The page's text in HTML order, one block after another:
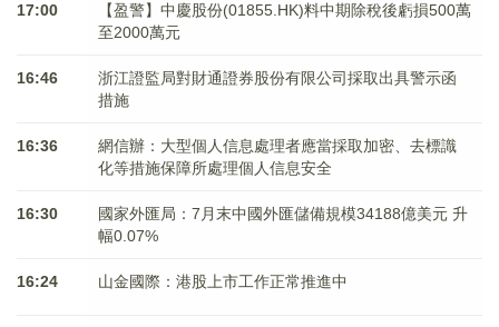
17:00
【盈警】中慶股份(01855.HK)料中期除稅後虧損500萬
至2000萬元
16:46
浙江證監局對財通證券股份有限公司採取出具警示函
措施
16:36
網信辦：大型個人信息處理者應當採取加密、去標識
化等措施保障所處理個人信息安全
16:30
國家外匯局：7月末中國外匯儲備規模34188億美元 升
幅0.07%
16:24 山金國際：港股上市工作正常推進中